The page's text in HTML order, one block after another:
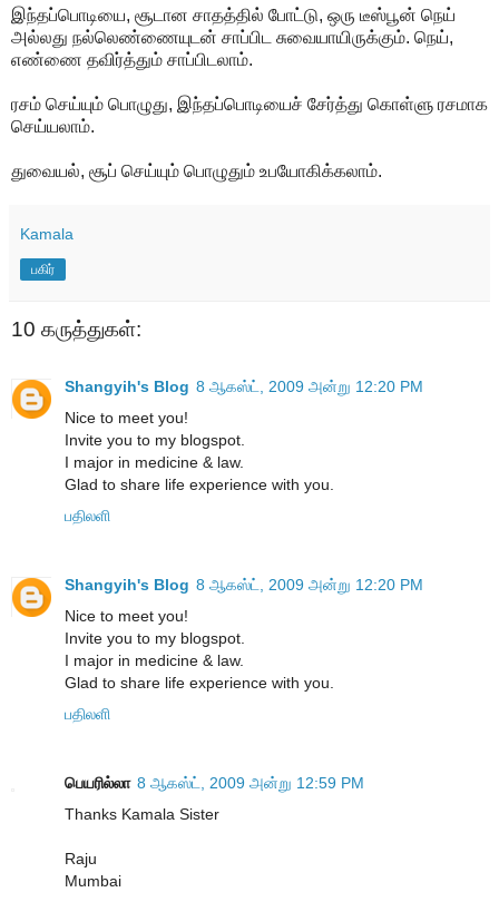
இந்தப்பொடியை, சூடான சாதத்தில் போட்டு, ஒரு டீஸ்பூன் நெய்
அல்லது நல்லெண்ணையுடன் சாப்பிட சுவையாயிருக்கும். நெய்,
எண்ணை தவிர்த்தும் சாப்பிடலாம்.
ரசம் செய்யும் பொழுது, இந்தப்பொடியைச் சேர்த்து கொள்ளு ரசமாக
செய்யலாம்.
துவையல், சூப் செய்யும் பொழுதும் உபயோகிக்கலாம்.
Kamala
பகிர்
10 கருத்துகள்:
Shangyih's Blog 8 ஆகஸ்ட், 2009 அன்று 12:20 PM
Nice to meet you!
Invite you to my blogspot.
I major in medicine & law.
Glad to share life experience with you.
பதிலளி
Shangyih's Blog 8 ஆகஸ்ட், 2009 அன்று 12:20 PM
Nice to meet you!
Invite you to my blogspot.
I major in medicine & law.
Glad to share life experience with you.
பதிலளி
பெயரில்லா 8 ஆகஸ்ட், 2009 அன்று 12:59 PM
Thanks Kamala Sister
Raju
Mumbai